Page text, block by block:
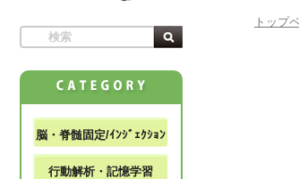
トップ
脳・脊髄固定/ｲﾝｼﾞｪｸｼｮﾝ
行動解析・記憶学習